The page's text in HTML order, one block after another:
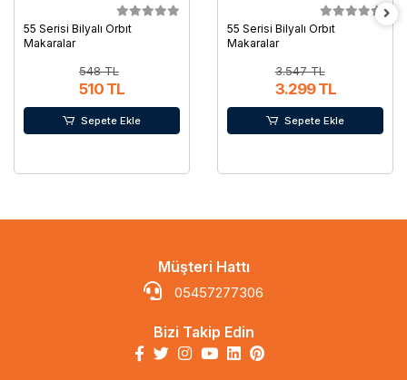
55 Serisi Bilyalı Orbıt
Makaralar
548 TL
510 TL
Sepete Ekle
55 Serisi Bilyalı Orbıt
Makaralar
3.547 TL
3.299 TL
Sepete Ekle
Müşteri Hattı
05457277306
Bizi Takip Edin